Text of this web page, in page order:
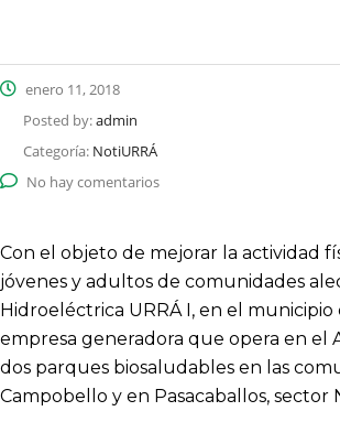
enero 11, 2018
Posted by:admin
Categoría: NotiURRÁ
No hay comentarios
Con el objeto de mejorar la actividad
jóvenes y adultos de comunidades
Hidroeléctrica URRÁ I, en el municipio
empresa generadora que opera en el
dos parques biosaludables en las
Campobello y en Pasacaballos, sector